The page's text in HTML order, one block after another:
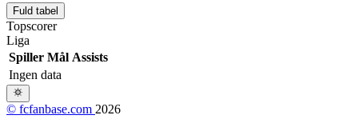
Fuld tabel
Topscorer
Liga
Spiller Mål Assists
Ingen data
© fcfanbase.com 2026